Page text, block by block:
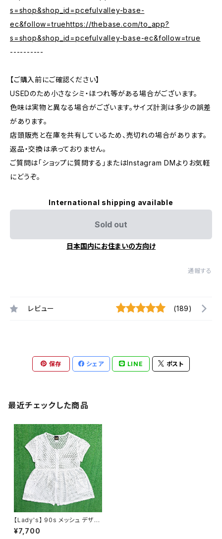
s=shop&shop_id=pcefulvalley-base-
ec&follow=truehttps://thebase.com/to_app?
s=shop&shop_id=pcefulvalley-base-ec&follow=true
----------
【ご購入前にご確認ください】
USEDのため小さなシミ・ほつれ等がある場合がございます。
色味は実物と異なる場合がございます。サイズ計測は多少の誤差
があります。
店頭販売と在庫を共有しているため、売切れの場合があります。
返品・交換は承っておりません。
ご質問は「ショップに質問する」またはInstagram DMよりお気軽
にどうぞ。
International shipping available
Sold out
日本国内にお住まいの方向け
通報する
レビュー (189)
保存 シェア LINE ポスト
最近チェックした商品
【Lady's】 90s メッシュ デザイ
ン シャツ / 90年代 古着 ジャケ
ット 半袖 レディース 1839
¥7,700